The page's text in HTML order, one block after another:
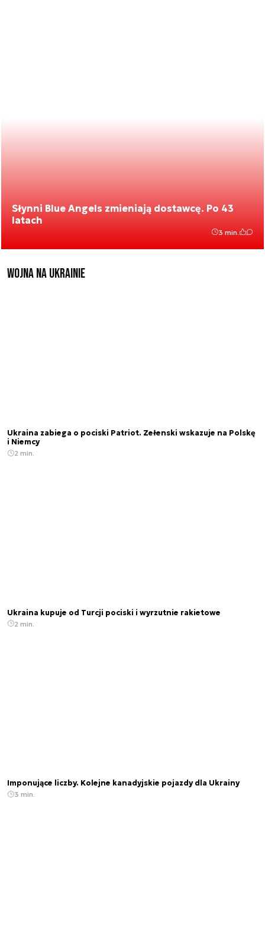
Słynni Blue Angels zmieniają dostawcę. Po 43
latach
3 min.
Wojna na Ukrainie
Ukraina zabiega o pociski Patriot. Zełenski wskazuje na Polskę
i Niemcy
2 min.
Ukraina kupuje od Turcji pociski i wyrzutnie rakietowe
2 min.
Imponujące liczby. Kolejne kanadyjskie pojazdy dla Ukrainy
3 min.